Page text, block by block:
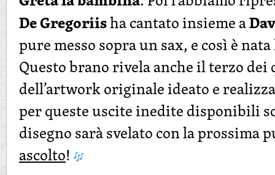
De Gregoriisha cantato insieme a
pure messo sopra un sax, e così è
Questo brano rivela anche il terzo
dell’artwork originale ideato e
per queste uscite inedite disponibili
disegno sarà svelato con la prossima
ascolto!